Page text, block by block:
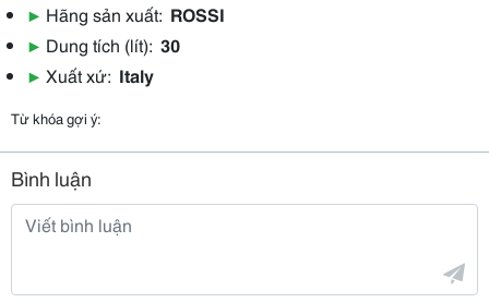
▶ Hãng sản xuất: ROSSI
▶ Dung tích (lít): 30
▶ Xuất xứ: Italy
Từ khóa gợi ý:
Bình luận